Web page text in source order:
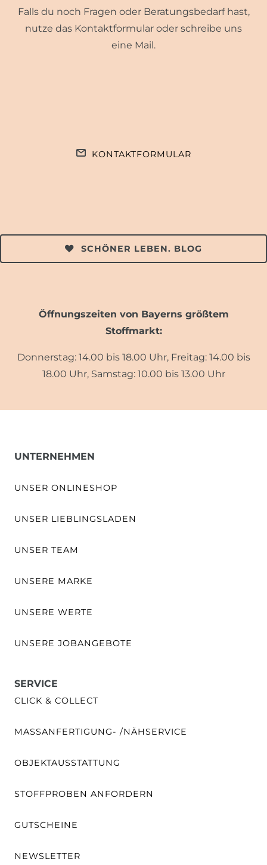
Falls du noch Fragen oder Beratungsbedarf hast,
nutze das Kontaktformular oder schreibe uns
eine Mail.
KONTAKTFORMULAR
SCHÖNER LEBEN. BLOG
Öffnungszeiten von Bayerns größtem
Stoffmarkt:
Donnerstag: 14.00 bis 18.00 Uhr, Freitag: 14.00 bis
18.00 Uhr, Samstag: 10.00 bis 13.00 Uhr
UNTERNEHMEN
UNSER ONLINESHOP
UNSER LIEBLINGSLADEN
UNSER TEAM
UNSERE MARKE
UNSERE WERTE
UNSERE JOBANGEBOTE
SERVICE
CLICK & COLLECT
MASSANFERTIGUNG- /NÄHSERVICE
OBJEKTAUSSTATTUNG
STOFFPROBEN ANFORDERN
GUTSCHEINE
NEWSLETTER